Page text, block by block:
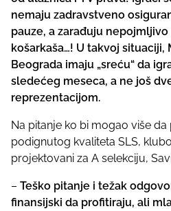
nemaju zadravstveno
pauze, a zarađuju
košarkaša…! U takvoj situaciji,
Beograda imaju „sreću“ da
sledećeg meseca, a ne još
reprezentacijom.
Na pitanje ko bi mogao više
podignutog kvaliteta SLS,
projektovani za A selekciju,
– Teško pitanje i težak
finansijski da profitiraju, ali